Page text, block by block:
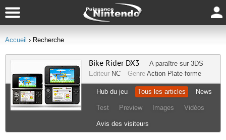
Accueil › Recherche
Bike Rider DX3 A paraître sur 3DS
Editeur NC Genre Action Plate-forme
Hub du jeu Tous les articles News
Test Preview Images Vidéos
Avis des visiteurs